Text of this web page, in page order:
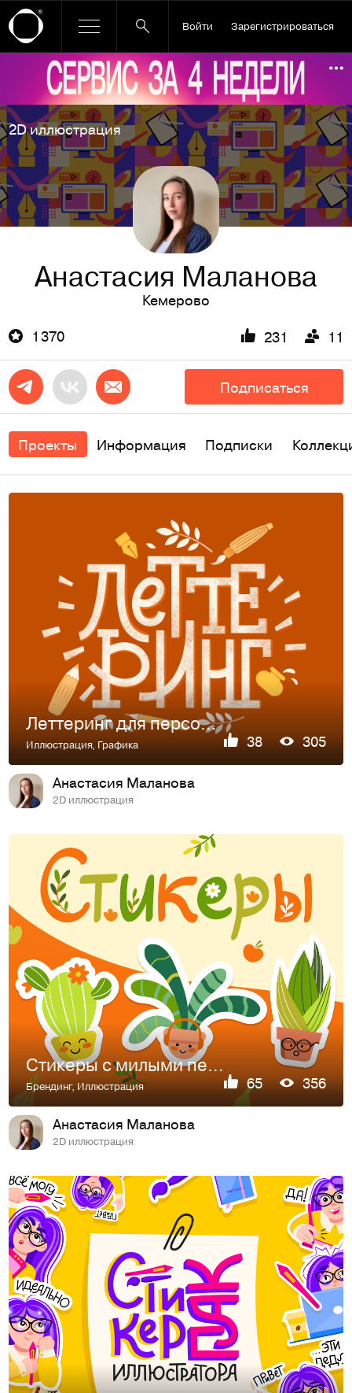
Войти Зарегистрироваться
Ссылка баннера
2D иллюстрация
Анастасия Маланова
Кемерово
1 370
231 11
Подписаться
Проекты Информация Подписки
Леттеринг для персональных проектов
Иллюстрация, Графика 38 305
Анастасия Маланова
2D иллюстрация
Стикеры с милыми персонажами-растениями для магазина суккулентов
Брендинг,Иллюстрация 65 356
Анастасия Маланова
2D иллюстрация